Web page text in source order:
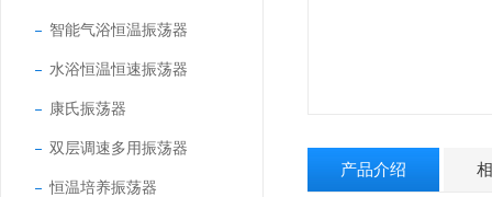
智能气浴恒温振荡器
水浴恒温恒速振荡器
康氏振荡器
双层调速多用振荡器
恒温培养振荡器
产品介绍